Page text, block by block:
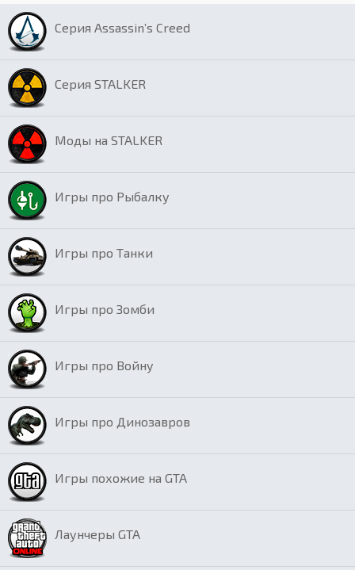
Серия Assassin’s Creed
Серия STALKER
Моды на STALKER
Игры про Рыбалку
Игры про Танки
Игры про Зомби
Игры про Войну
Игры про Динозавров
Игры похожие на GTA
Лаунчеры GTA